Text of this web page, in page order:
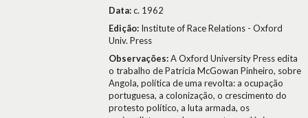
Data:c. 1962
Edição: Institute of Race Relations - Oxford
Univ. Press
Observações:A Oxford University Press edita
o trabalho de Patrícia McGowan Pinheiro, sobre
Angola, política de uma revolta: a ocupação
portuguesa, a colonização, o crescimento do
protesto político, a luta armada, os